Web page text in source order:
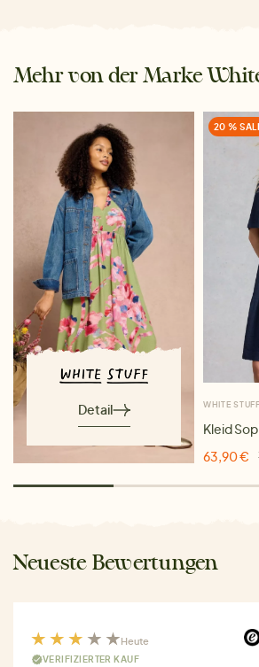
Mehr von der Marke
Detail
20 %
WHITE STUFF
Kleid
63,90 €
Neueste Bewertungen
Heute
VERIFIZIERTER KAUF